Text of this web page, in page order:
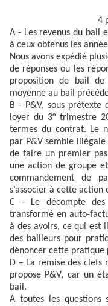
4
A - Les revenus du bail
à ceux obtenus les
Nous avons expédié
de réponses ou les
proposition de bail
moyenne au bail
B - P&V, sous prétexte
loyer du 3° trimestre
termes du contrat. Le
par P&V semble
de faire un premier
une action de groupe
commandement de
s’associer à cette action
C - Le décompte
transformé en auto-
à des avoirs, ce qui est
des bailleurs pour
dénoncer cette pratique
D – La remise des
propose P&V, car un
bail.
A toutes les